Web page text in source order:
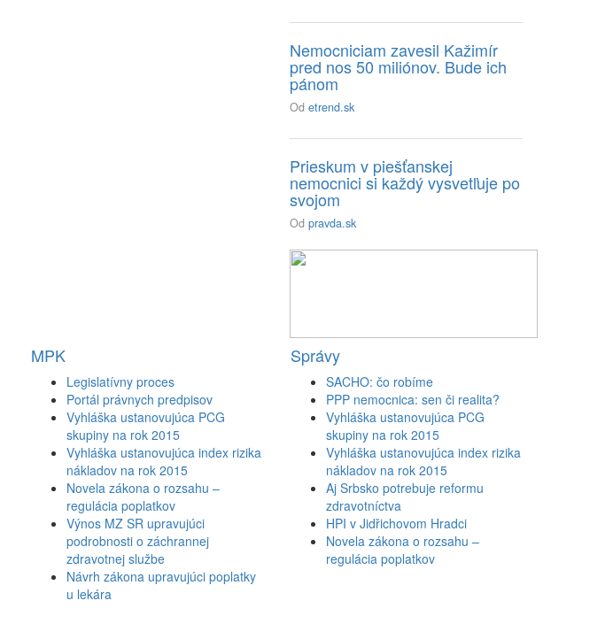
Nemocniciam zavesil Kažimír
pred nos 50 miliónov. Bude ich
pánom
Odetrend.sk
Prieskum v piešťanskej
nemocnici si každý vysvetľuje po
svojom
Odpravda.sk
MPK
Legislatívny proces
Portál právnych predpisov
Vyhláška ustanovujúca PCG
skupiny na rok 2015
Vyhláška ustanovujúca index rizika
nákladov na rok 2015
Novela zákona o rozsahu –
regulácia poplatkov
Výnos MZ SR upravujúci
podrobnosti o záchrannej
zdravotnej službe
Návrh zákona upravujúci poplatky
u lekára
Správy
SACHO: čo robíme
PPP nemocnica: sen či realita?
Vyhláška ustanovujúca PCG
skupiny na rok 2015
Vyhláška ustanovujúca index rizika
nákladov na rok 2015
Aj Srbsko potrebuje reformu
zdravotníctva
HPI v Jidřichovom Hradci
Novela zákona o rozsahu –
regulácia poplatkov